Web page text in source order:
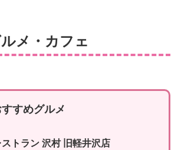
メ・カフェ
すすめグルメ
トラン 沢村 旧軽井沢店